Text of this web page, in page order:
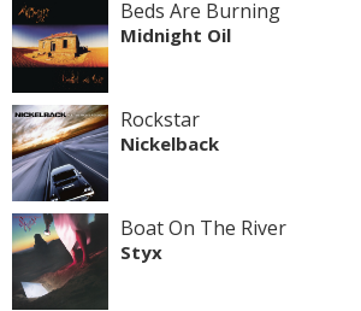
Beds Are Burning
Midnight Oil
Rockstar
Nickelback
Boat On The River
Styx